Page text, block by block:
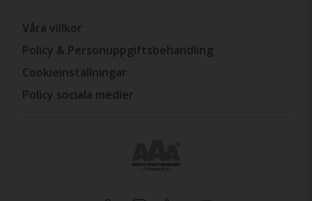
Våra villkor
Policy & Personuppgiftsbehandling
Cookieinställningar
Policy sociala medier